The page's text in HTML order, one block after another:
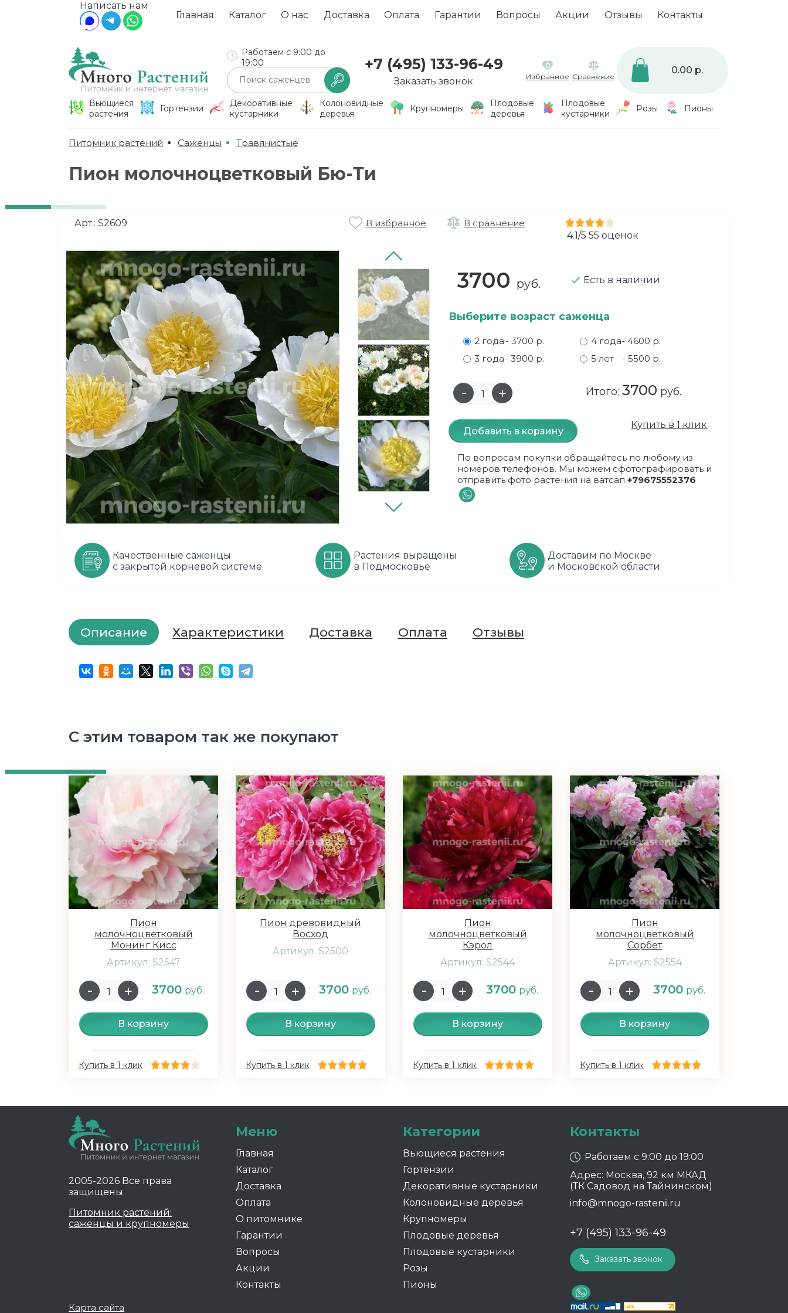
Главная Каталог О нас Доставка Оплата Гарантии Вопросы Акции Отзывы Контакты
Написать нам
Работаем с 9:00 до
19:00
+7 (495) 133-96-49
Заказать звонок
0
Избранное Сравнение
0.00 р.
Вьющиеся
растения
Гортензии
Декоративные
кустарники
Колоновидные
деревья
Крупномеры
Плодовые
деревья
Плодовые
кустарники
Розы Пионы
Питомник растений Саженцы Травянистые
Пион молочноцветковый Бю-Ти
Арт.: S2609 В избранное
В сравнение
4.1/5 55 оценок
3700 руб. Есть в наличии
Выберите возраст саженца
2 года - 3700 р.
3 года- 3900 р.
4 года- 4600 р.
5 лет
- 5500 р.
Итого: 3700 руб.
Добавить в корзину
Купить в 1 клик
По вопросам покупки обращайтесь по любому из
номеров телефонов. Мы можем сфотографировать и
отправить фото растения на ватсап+79675552376
Качественные саженцы
с закрытой корневой системе
Растения выращены
в Подмосковье
Доставим по Москве
и Московской области
Описание Характеристики Доставка Оплата Отзывы
С этим товаром так же покупают
Пион
молочноцветковый
Монинг Кисс
Артикул: S2547
3700 руб.
В корзину
Купить в 1 клик
Пион древовидный
Восход
Артикул: S2500
3700 руб.
В корзину
Купить в 1 клик
Пион
молочноцветковый
Кэрол
Артикул: S2544
3700 руб.
В корзину
Купить в 1 клик
Пион
молочноцветковый
Сорбет
Артикул: S2554
3700 руб.
В корзину
Купить в 1 клик
2005-2026 Все права
защищены.
Питомник растений:
саженцы и крупномеры
Карта сайта
Меню
Главная
Каталог
Доставка
Оплата
О питомнике
Гарантии
Вопросы
Акции
Контакты
Категории
Вьющиеся растения
Гортензии
Декоративные кустарники
Колоновидные деревья
Крупномеры
Плодовые деревья
Плодовые кустарники
Розы
Пионы
Контакты
Работаем с 9:00 до 19:00
Адрес: Москва, 92 км МКАД
(ТК Садовод на Тайнинском)
info@mnogo-rastenii.ru
+7 (495) 133-96-49
Заказать звонок